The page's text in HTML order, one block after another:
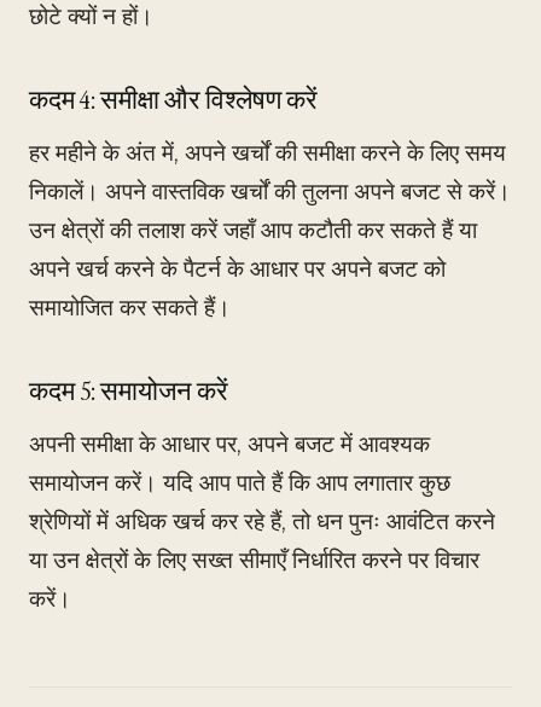
छोटे क्यों न हों।
कदम 4: समीक्षा और विश्लेषण करें
हर महीने के अंत में, अपने खर्चों की समीक्षा करने के लिए समय
निकालें। अपने वास्तविक खर्चों की तुलना अपने बजट से करें।
उन क्षेत्रों की तलाश करें जहाँ आप कटौती कर सकते हैं या
अपने खर्च करने के पैटर्न के आधार पर अपने बजट को
समायोजित कर सकते हैं।
कदम 5: समायोजन करें
अपनी समीक्षा के आधार पर, अपने बजट में आवश्यक
समायोजन करें। यदि आप पाते हैं कि आप लगातार कुछ
श्रेणियों में अधिक खर्च कर रहे हैं, तो धन पुनः आवंटित करने
या उन क्षेत्रों के लिए सख्त सीमाएँ निर्धारित करने पर विचार
करें।